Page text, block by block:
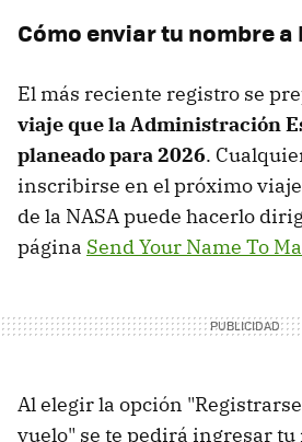
Cómo enviar tu nombre
El más reciente registro se
viaje que la Administración
planeado para 2026.
inscribirse en el próximo
de la NASA puede hacerlo
página Send Your Name To
Al elegir la opción
vuelo" se te pedirá ingresar